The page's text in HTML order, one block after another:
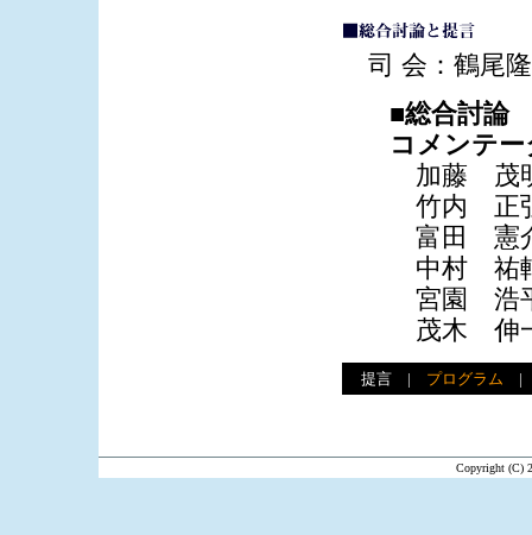
司 会：鶴尾
■総合討論
コメンテー
加藤 茂
竹内 正
富田 憲
中村 祐
宮園 浩
茂木 伸一
提言| プログラム
Copyright (C)